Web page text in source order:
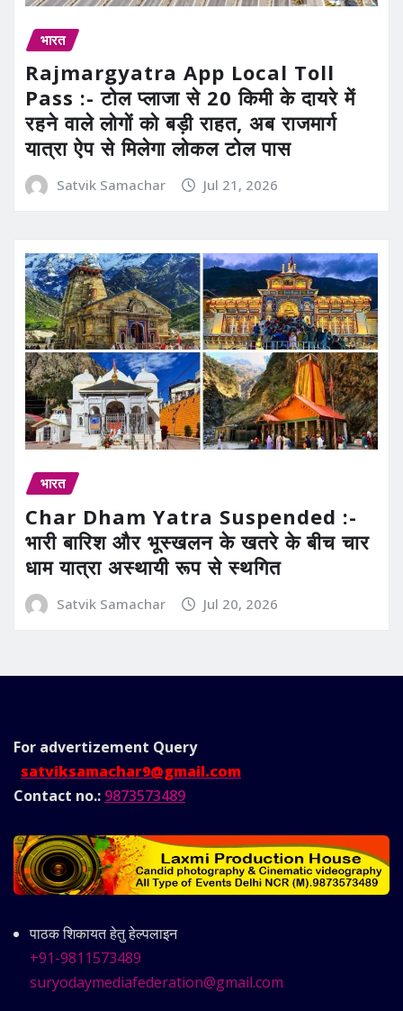
भारत
Rajmargyatra App Local Toll
Pass :- टोल प्लाजा से 20 किमी के दायरे में
रहने वाले लोगों को बड़ी राहत, अब राजमार्ग
यात्रा ऐप से मिलेगा लोकल टोल पास
Satvik Samachar Jul 21, 2026
भारत
Char Dham Yatra Suspended :-
भारी बारिश और भूस्खलन के खतरे के बीच चार
धाम यात्रा अस्थायी रूप से स्थगित
Satvik Samachar Jul 20, 2026
For advertizement Query
satviksamachar9@gmail.com
Contact no.: 9873573489
पाठक शिकायत हेतु हेल्पलाइन
+91-9811573489
suryodaymediafederation@gmail.com